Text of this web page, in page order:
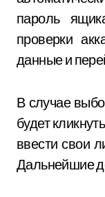
пароль
проверки
данные и
В случае
будет
ввести свои
Дальнейшие